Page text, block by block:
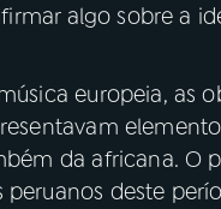
algo sobre a
europeia, as
da africana. O
deste